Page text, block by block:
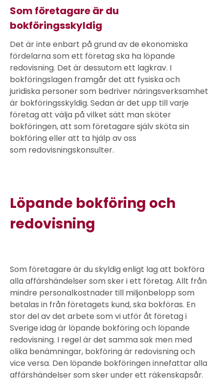
Som företagare är du
bokföringsskyldig
Det är inte enbart på grund av de ekonomiska
fördelarna som ett företag ska ha löpande
redovisning. Det är dessutom ett lagkrav. I
bokföringslagen framgår det att fysiska och
juridiska personer som bedriver näringsverksamhet
är bokföringsskyldig. Sedan är det upp till varje
företag att välja på vilket sätt man sköter
bokföringen, att som företagare själv sköta sin
bokföring eller att ta hjälp av oss
som redovisningskonsulter.
Löpande bokföring och
redovisning
Som företagare är du skyldig enligt lag att bokföra
alla affärshändelser som sker i ett företag. Allt från
mindre personalkostnader till miljonbelopp som
betalas in från företagets kund, ska bokföras. En
stor del av det arbete som vi utför åt företag i
Sverige idag är löpande bokföring och löpande
redovisning. I regel är det samma sak men med
olika benämningar, bokföring är redovisning och
vice versa. Den löpande bokföringen innefattar alla
affärshändelser som sker under ett räkenskapsår.